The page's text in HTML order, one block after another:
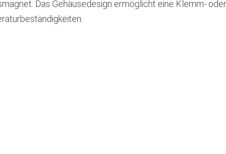
Das Gehäusedesign ermöglicht eine Klemm-